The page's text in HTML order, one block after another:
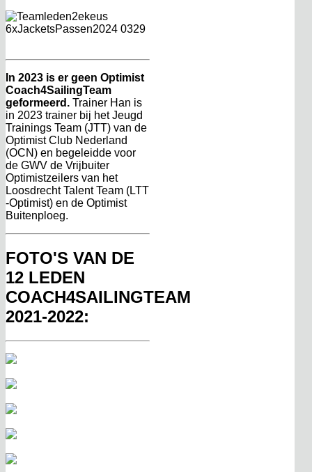
In 2023 is er geen Optimist
Coach4SailingTeam
geformeerd. Trainer Han is
in 2023 trainer bij het Jeugd
Trainings Team (JTT) van de
Optimist Club Nederland
(OCN) en begeleidde voor
de GWV de Vrijbuiter
Optimistzeilers van het
Loosdrecht Talent Team (LTT
-Optimist) en de Optimist
Buitenploeg.
FOTO'S VAN DE
12 LEDEN
COACH4SAILINGTEAM
2021-2022: